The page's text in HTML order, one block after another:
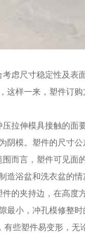
虑尺寸稳定性及
这样一来，塑件订
拉伸模具接触的
模。塑件的尺寸公
而言，塑件可见
造浴盆和洗衣盆的情
的夹持边，在高度
最小，冲孔模修整时
有些塑件易变形，